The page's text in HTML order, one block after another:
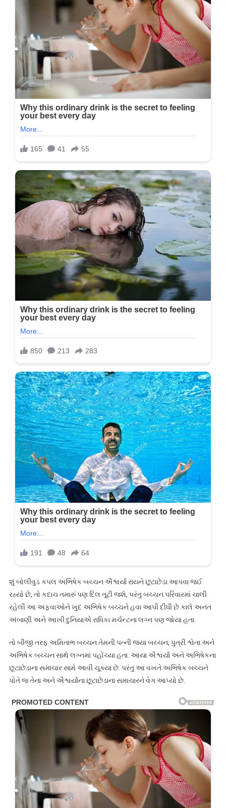
થયા
અલગ,
સોશિયલ
મીડિયા
પર
આપ્યો
સંકેત…
શું બોલીવુડ કપલ અભિષેક બચ્ચન ઐશ્વર્યા રાયને છૂટાછેડા આપવા જઈ
રહ્યો છે, તો કદાચ તમારું પણ દિલ તૂટી જશે, પરંતુ બચ્ચન પરિવારમાં ચાલી
રહેલી આ અફવાઓને ખુદ અભિષેક બચ્ચને હવા આપી દીધી છે કાલે અનંત
અંબાણી અને આખી દુનિયાએ રાધિકા મર્ચન્ટના લગ્ન પણ જોયા હતા.
તો બીજી તરફ અમિતાભ બચ્ચન તેમની પત્ની જયા બચ્ચન, પુત્રી શ્વેતા અને
અભિષેક બચ્ચન સાથે લગ્નમાં પહોંચ્યા હતા. આયા ઐશ્વર્યા અને અભિષેકના
છૂટાછેડાના સમાચાર સામે આવી ચૂક્યા છે. પરંતુ આ વખતે અભિષેક બચ્ચને
પોતે જ તેના અને ઐશ્વર્યાના છૂટાછેડાના સમાચારને વેગ આપ્યો છે.